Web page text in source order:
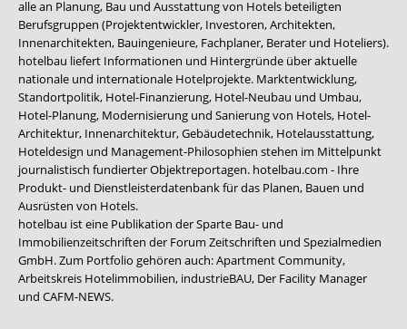
alle an Planung, Bau und Ausstattung von Hotels beteiligten
Berufsgruppen (Projektentwickler, Investoren, Architekten,
Innenarchitekten, Bauingenieure, Fachplaner, Berater und Hoteliers).
hotelbau liefert Informationen und Hintergründe über aktuelle
nationale und internationale Hotelprojekte. Marktentwicklung,
Standortpolitik, Hotel-Finanzierung, Hotel-Neubau und Umbau,
Hotel-Planung, Modernisierung und Sanierung von Hotels, Hotel-
Architektur, Innenarchitektur, Gebäudetechnik, Hotelausstattung,
Hoteldesign und Management-Philosophien stehen im Mittelpunkt
journalistisch fundierter Objektreportagen. hotelbau.com - Ihre
Produkt- und Dienstleisterdatenbank für das Planen, Bauen und
Ausrüsten von Hotels.
hotelbau ist eine Publikation der Sparte Bau- und
Immobilienzeitschriften der Forum Zeitschriften und Spezialmedien
GmbH. Zum Portfolio gehören auch:Apartment Community,
Arbeitskreis Hotelimmobilien, industrieBAU, Der Facility Manager
und CAFM-NEWS.